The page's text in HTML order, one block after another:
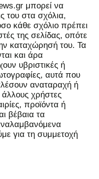
μπορεί να
του στα σχόλια,
κάθε σχόλιο πρέπει
της σελίδας, οπότε
καταχώρησή του. Τα
και άρα
υβριστικές ή
αυτά που
αναταραχή ή
χρήστες
προϊόντα ή
βέβαια τα
για τη συμμετοχή